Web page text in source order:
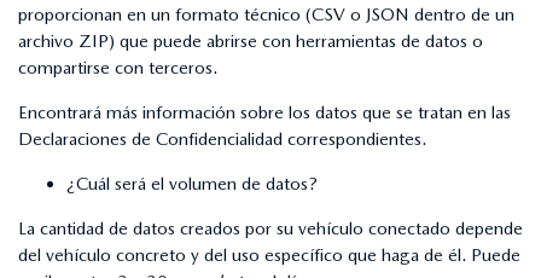
proporcionan en un formato técnico (CSV o JSON dentro de un
archivo ZIP) que puede abrirse con herramientas de datos o
compartirse con terceros.
Encontrará más información sobre los datos que se tratan en las
Declaraciones de Confidencialidad correspondientes.
¿Cuál será el volumen de datos?
La cantidad de datos creados por su vehículo conectado depende
del vehículo concreto y del uso específico que haga de él. Puede